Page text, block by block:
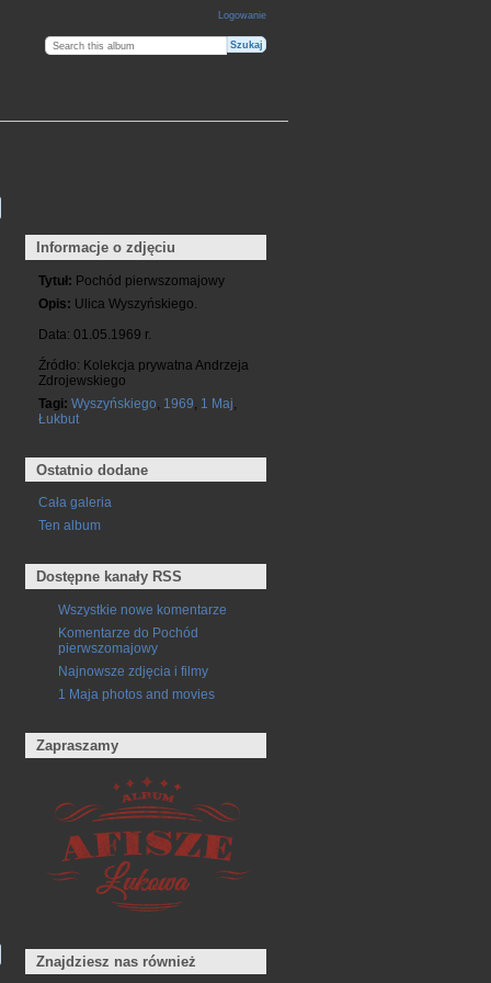
Logowanie
Informacje o zdjęciu
Tytuł: Pochód pierwszomajowy
Opis: Ulica Wyszyńskiego.
Data: 01.05.1969 r.
Źródło: Kolekcja prywatna Andrzeja
Zdrojewskiego
Tagi: Wyszyńskiego 1969 1 Maj
Łukbut
Ostatnio dodane
Cała galeria
Ten album
Dostępne kanały RSS
Wszystkie nowe komentarze
Komentarze do Pochód
pierwszomajowy
Najnowsze zdjęcia i filmy
1 Maja photos and movies
Zapraszamy
Znajdziesz nas również